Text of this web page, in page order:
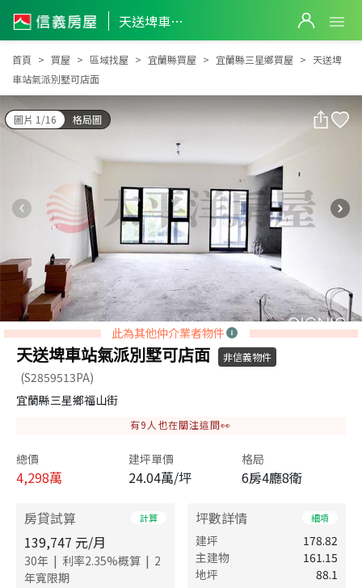
天送埤車站氣派別墅可店面
天送埤車站氣派別墅可店面
首頁 買屋 區域找屋 宜蘭縣買屋 宜蘭縣三星鄉買屋
天送埤
車站氣派別墅可店面
圖片 1/16 格局圖
此為其他仲介業者物件
天送埤車站氣派別墅可店面 非信義物件
(S2859513PA)
宜蘭縣三星鄉福山街
有9 人也在關注這間👀
總價
4,298萬
建坪單價
24.04萬/坪
格局
6房4廳8衛
房貸試算 計算
139,747 元/月
30年 | 利率2.35%概算 | 2
年寬限期
坪數詳情 細項
建坪
178.82
主建物
161.15
地坪
88.1